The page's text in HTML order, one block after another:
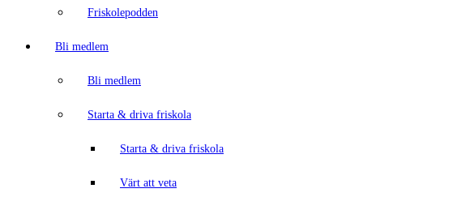
Friskolepodden
Bli medlem
Bli medlem
Starta & driva friskola
Starta & driva friskola
Värt att veta